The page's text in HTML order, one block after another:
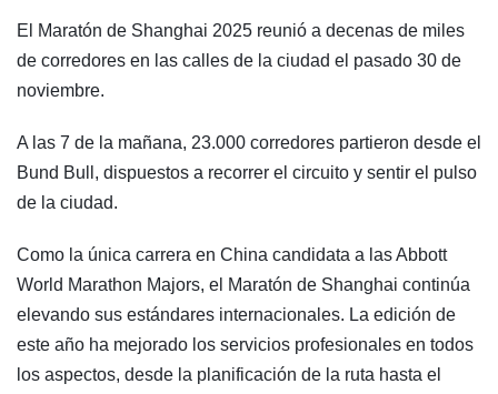
El Maratón de Shanghai 2025 reunió a decenas de miles
de corredores en las calles de la ciudad el pasado 30 de
noviembre.
A las 7 de la mañana, 23.000 corredores partieron desde el
Bund Bull, dispuestos a recorrer el circuito y sentir el pulso
de la ciudad.
Como la única carrera en China candidata a las Abbott
World Marathon Majors, el Maratón de Shanghai continúa
elevando sus estándares internacionales. La edición de
este año ha mejorado los servicios profesionales en todos
los aspectos, desde la planificación de la ruta hasta el